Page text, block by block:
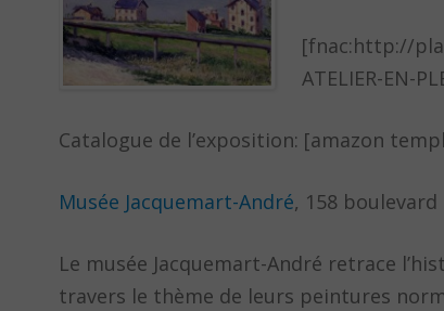
[fnac:http://
ATELIER-EN-
Catalogue de l’exposition: [amazon
Musée Jacquemart-André, 158 boulevard
Le musée Jacquemart-André retrace
travers le thème de leurs peintures